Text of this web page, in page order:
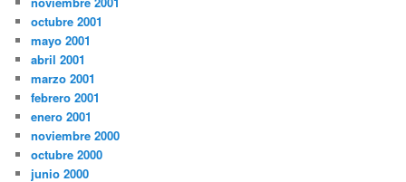
octubre 2001
mayo 2001
abril 2001
marzo 2001
febrero 2001
enero 2001
noviembre 2000
octubre 2000
junio 2000